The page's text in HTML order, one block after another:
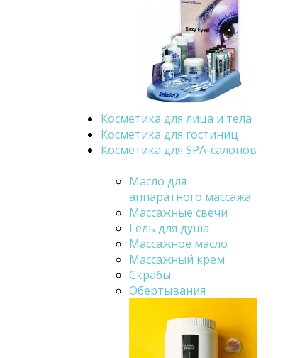
Косметика для лица и тела
Косметика для гостиниц
Косметика для SPA-салонов
Масло для
аппаратного массажа
Массажные свечи
Гель для душа
Массажное масло
Массажный крем
Скрабы
Обертывания